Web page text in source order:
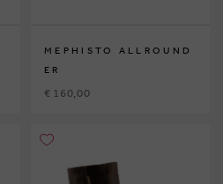
MEPHISTO ALLROUND
ER
€ 160,00